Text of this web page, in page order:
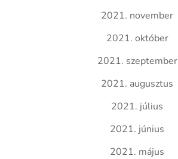
2021. november
2021. október
2021. szeptember
2021. augusztus
2021. július
2021. június
2021. május